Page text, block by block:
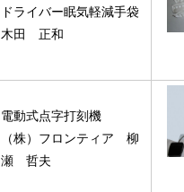
ドライバー眠気軽減手袋
木田 正和
電動式点字打刻機
（株）フロンティア 柳
瀬 哲夫